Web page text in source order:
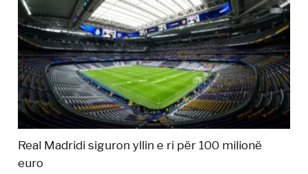
Real Madridi siguron yllin e ri për 100 milionë
euro